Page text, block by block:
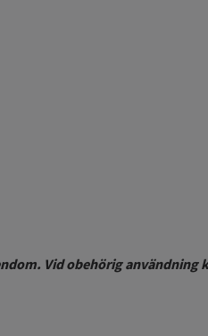
Vid obehörig användning